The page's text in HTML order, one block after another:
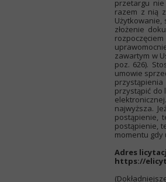
przetargu
razem z nią
Użytkowanie,
złożenie
zawartym w
poz. 626).
umowie
przystąpić do
najwyższa.
postąpienie,
postąpienie,
momentu
Adres
https://